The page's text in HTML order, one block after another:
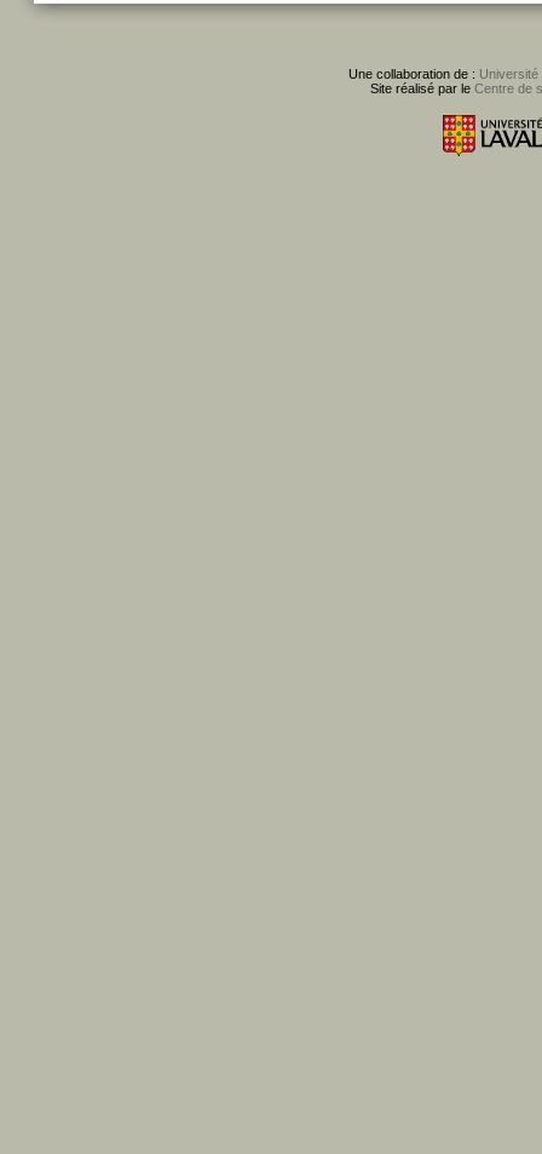
Une collaboration de : Université
Site réalisé par le Centre de